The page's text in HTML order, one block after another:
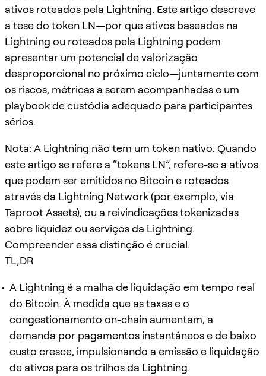
ativos roteados pela Lightning. Este artigo descreve
a tese do token LN—por que ativos baseados na
Lightning ou roteados pela Lightning podem
apresentar um potencial de valorização
desproporcional no próximo ciclo—juntamente com
os riscos, métricas a serem acompanhadas e um
playbook de custódia adequado para participantes
sérios.
Nota: A Lightning não tem um token nativo. Quando
este artigo se refere a “tokens LN”, refere-se a ativos
que podem ser emitidos no Bitcoin e roteados
através da Lightning Network (por exemplo, via
Taproot Assets), ou a reivindicações tokenizadas
sobre liquidez ou serviços da Lightning.
Compreender essa distinção é crucial.
TL;DR
A Lightning é a malha de liquidação em tempo real
do Bitcoin. À medida que as taxas e o
congestionamento on-chain aumentam, a
demanda por pagamentos instantâneos e de baixo
custo cresce, impulsionando a emissão e liquidação
de ativos para os trilhos da Lightning.